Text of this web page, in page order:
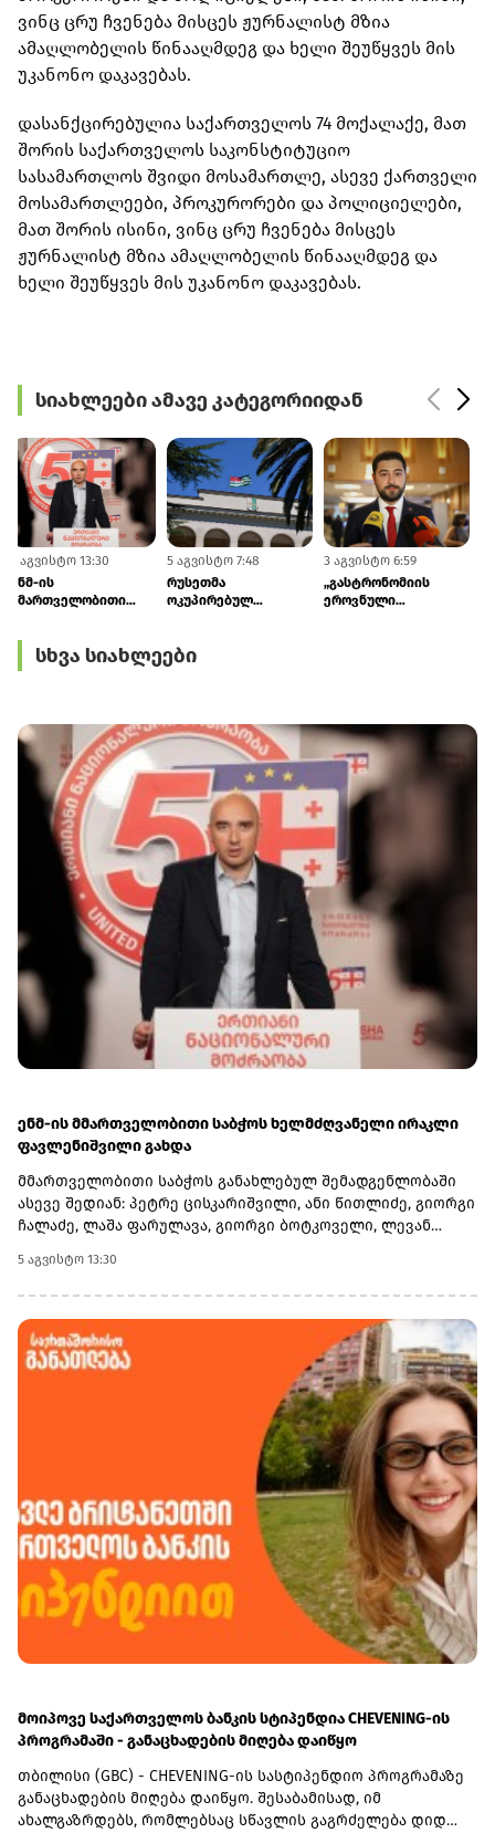
ვინც ცრუ ჩვენება მისცეს ჟურნალისტ მზია
ამაღლობელის წინააღმდეგ და ხელი შეუწყვეს მის
უკანონო დაკავებას.
დასანქცირებულია საქართველოს 74 მოქალაქე, მათ
შორის საქართველოს საკონსტიტუციო
სასამართლოს შვიდი მოსამართლე, ასევე ქართველი
მოსამართლეები, პროკურორები და პოლიციელები,
მათ შორის ისინი, ვინც ცრუ ჩვენება მისცეს
ჟურნალისტ მზია ამაღლობელის წინააღმდეგ და
ხელი შეუწყვეს მის უკანონო დაკავებას.
სიახლეები ამავე კატეგორიიდან
5 აგვისტო 13:30
ენმ-ის
მმართველობითი
ირაკლი
ფავლენიშვილი
5 აგვისტო 7:48
რუსეთმა
ოკუპირებულ
განვითარების
3 აგვისტო 6:59
„გასტრონომიის
ეროვნული
სხვა სიახლეები
ენმ-ის მმართველობითი საბჭოს ხელმძღვანელი ირაკლი
ფავლენიშვილი გახდა
მმართველობითი საბჭოს განახლებულ შემადგენლობაში
ასევე შედიან: პეტრე ცისკარიშვილი, ანი წითლიძე, გიორგი
ჩალაძე, ლაშა ფარულავა, გიორგი ბოტკოველი, ლევან
შეეხება პარტიის ყოფილ თავმჯდომარეს, თინა ბოკუჩავას,
ლევან ბეჟაშვილის განცხადებით, მან უარი თქვა
მმართველობითი საბჭოს საქმიანობაში მონაწილეობაზე
და საქმიანობას პარტიის პოლიტსაბჭოს წევრის სტატუსით
გააგრძელებს.
5 აგვისტო 13:30
მოიპოვე საქართველოს ბანკის სტიპენდია CHEVENING-ის
პროგრამაში - განაცხადების მიღება დაიწყო
თბილისი (GBC) - CHEVENING-ის სასტიპენდიო პროგრამაზე
განაცხადების მიღება დაიწყო. შესაბამისად, იმ
ახალგაზრდებს, რომლებსაც სწავლის გაგრძელება დიდ